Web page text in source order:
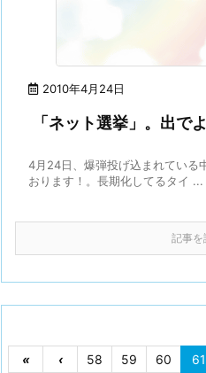
2010年4月24日
「ネット選挙」。出で
4月24日、爆弾投げ込まれている
おります！。長期化してるタイ ...
記事を
« ‹ 58 59 60 61